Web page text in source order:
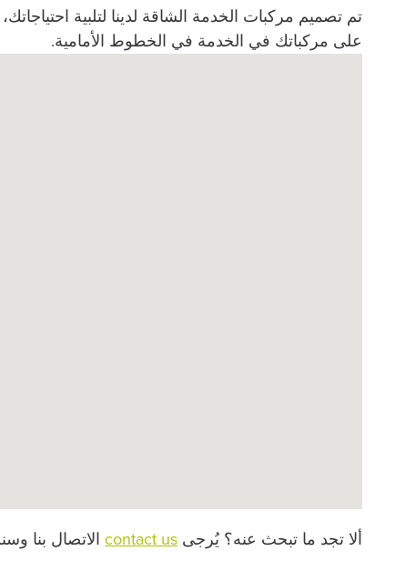
تم تصميم مركبات الخدمة الشاقة لدينا لتلبية
على مركباتك في الخدمة في الخطوط الأمامية.
ألا تجد ما تبحث عنه؟ يُرجى contact usالاتصال بنا